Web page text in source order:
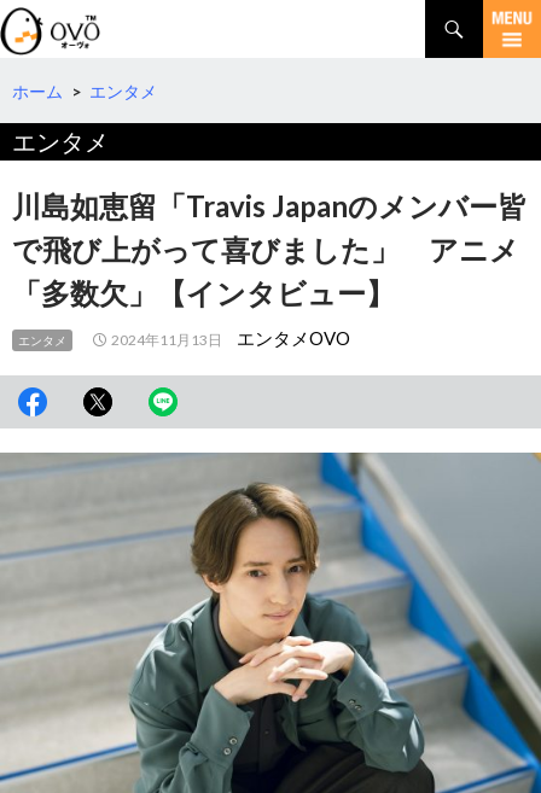
検
索
コ
テ
へ
動
ホーム > エンタメ
エンタメ
川島如恵留「Travis Japanのメンバー皆
で飛び上がって喜びました」 アニメ
「多数欠」【インタビュー】
エンタメ 2024年11月13日 エンタメOVO